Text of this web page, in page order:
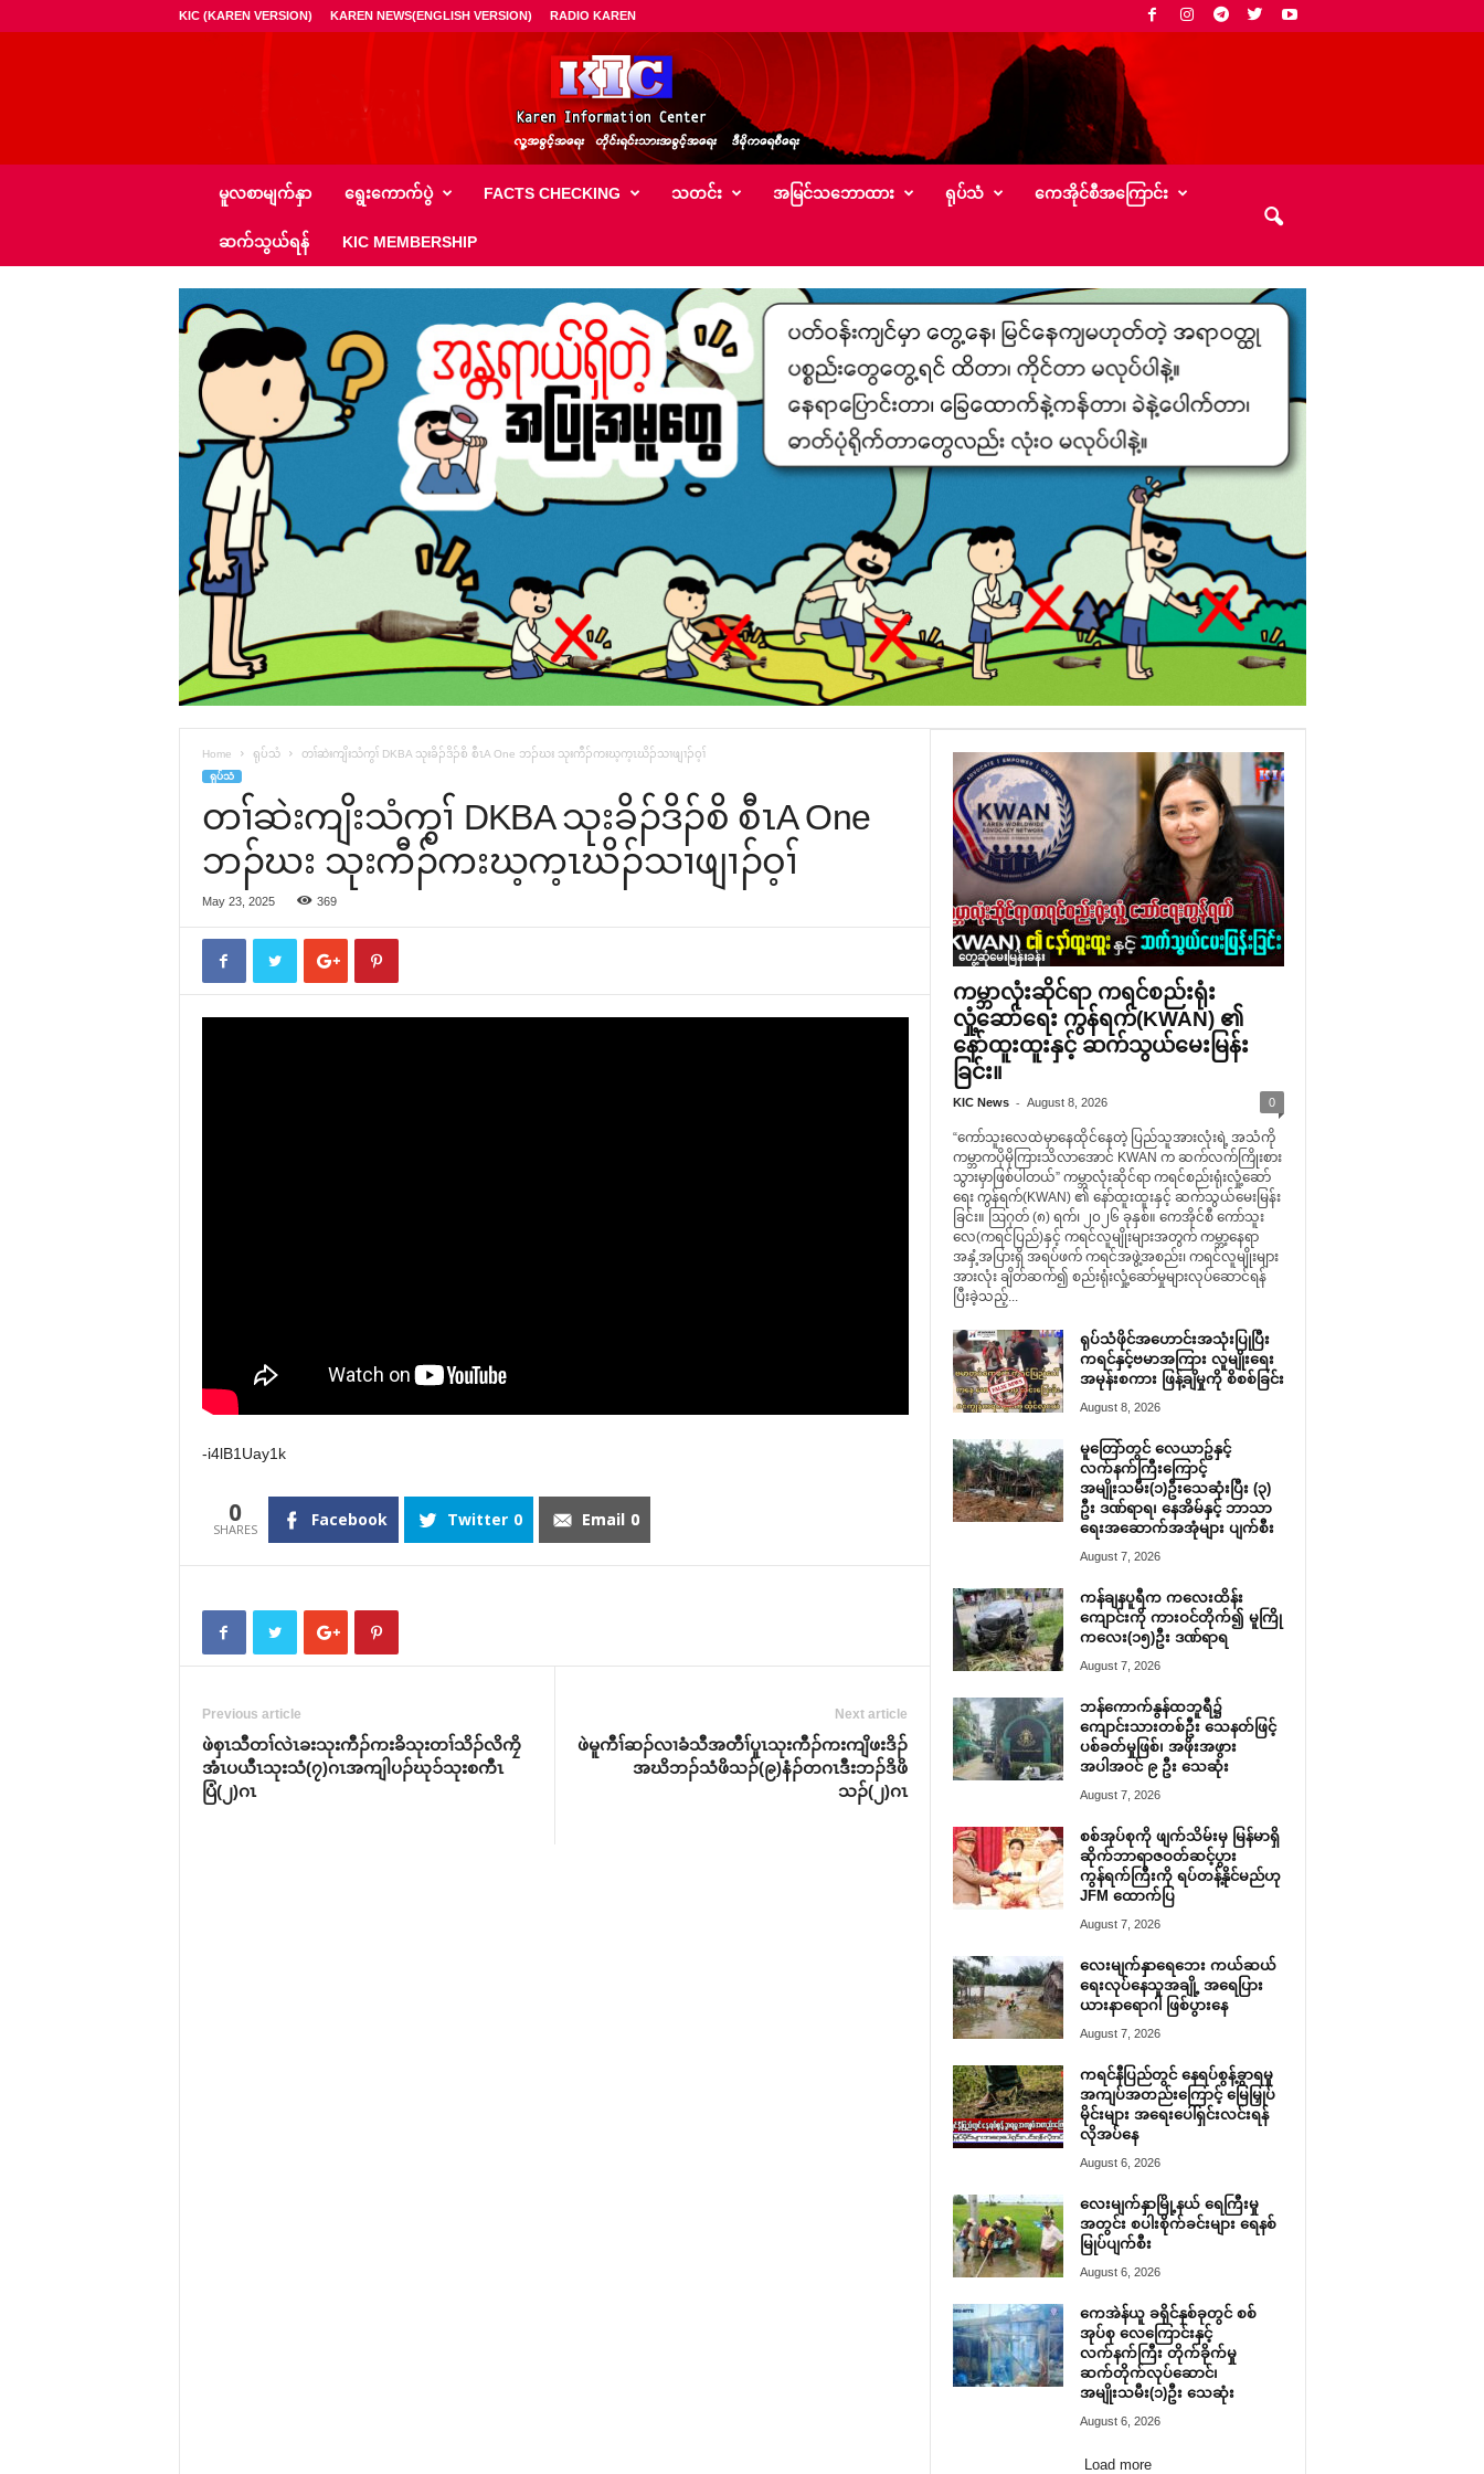
KIC (KAREN VERSION) KAREN NEWS(ENGLISH VERSION) RADIO KAREN
–
မူလစာမျက်နှာ ရွေး‌ကောက်ပွဲ FACTS CHECKING သတင်း အမြင်သ‌ဘောထား ရုပ်သံ ‌ကေအိုင်စီအ‌ကြောင်း
ဆက်သွယ်ရန် KIC MEMBERSHIP
Home ရုပ်သံ တၢ်ဆဲးကျိးသံကွၢ် DKBA သုးခိၣ်ဒိၣ်စိ စီၤA One ဘၣ်ဃး သုးကီၣ်ကးဃ့က့ၤဃိၣ်သၢဖျၢၣ်ဝ့ၢ်
ရုပ်သံ
တၢ်ဆဲးကျိးသံကွၢ် DKBA သုးခိၣ်ဒိၣ်စိ စီၤA One
ဘၣ်ဃး သုးကီၣ်ကးဃ့က့ၤဃိၣ်သၢဖျၢၣ်ဝ့ၢ်
May 23, 2025 369
-i4lB1Uay1k
0 Facebook Twitter 0 Email 0
Previous article
ဖဲစှၤသီတၢ်လဲၤခးသုးကီၣ်ကးခိသုးတၢ်သိၣ်လိကၠိ
အံၤပယီၤသုးသံ(၇)ဂၤအကျါပၣ်ဃုၥ်သုးစကီၤ
ပြံ(၂)ဂၤ
Next article
ဖဲမူကီၢ်ဆၣ်လၢခံသီအတီၢ်ပူၤသုးကီၣ်ကးကျိဖးဒိၣ်
အဃိဘၣ်သံဖိသၣ်(၉)နံၣ်တဂၤဒီးဘၣ်ဒိဖိ
သၣ်(၂)ဂၤ
တွေ့ဆုံမေးမြန်းခန်း
ကမ္ဘာလုံးဆိုင်ရာ ကရင်စည်းရုံး
လှုံ့ဆော်ရေး ကွန်ရက်(KWAN) ၏
နော်ထူးထူးနှင့် ဆက်သွယ်မေးမြန်း
ခြင်း။
KIC News - August 8, 2026 0
“ကော်သူးလေထဲမှာနေထိုင်နေတဲ့ ပြည်သူအားလုံးရဲ့ အသံကို
ကမ္ဘာကပိုမိုကြားသိလာအောင် KWAN က ဆက်လက်ကြိုးစား
သွားမှာဖြစ်ပါတယ်” ကမ္ဘာလုံးဆိုင်ရာ ကရင်စည်းရုံးလှုံ့ဆော်
ရေး ကွန်ရက်(KWAN) ၏ နော်ထူးထူးနှင့် ဆက်သွယ်မေးမြန်း
ခြင်း။ ဩဂုတ် (၈) ရက်၊ ၂၀၂၆ ခုနှစ်။ ကေအိုင်စီ ကော်သူး
လေ(ကရင်ပြည်)နှင့် ကရင်လူမျိုးများအတွက် ကမ္ဘာ့နေရာ
အနှံ့အပြားရှိ အရပ်ဖက် ကရင်အဖွဲ့အစည်း၊ ကရင်လူမျိုးများ
အားလုံး ချိတ်ဆက်၍ စည်းရုံးလှုံ့ဆော်မှုများလုပ်ဆောင်ရန်
ပြီးခဲ့သည့်...
ရုပ်သံဖိုင်အဟောင်းအသုံးပြုပြီး
ကရင်နှင့်ဗမာအကြား လူမျိုးရေး
အမုန်းစကား ဖြန့်ချိမှုကို စိစစ်ခြင်း
August 8, 2026
မူတြော်တွင် လေယာဥ်နှင့်
လက်နက်ကြီးကြောင့်
အမျိုးသမီး(၁)ဦးသေဆုံးပြီး (၃)
ဦး ဒဏ်ရာရ၊ နေအိမ်နှင့် ဘာသာ
ရေးအဆောက်အအုံများ ပျက်စီး
August 7, 2026
ကန်ချနပူရီက ကလေးထိန်း
ကျောင်းကို ကားဝင်တိုက်၍ မူကြို
ကလေး(၁၅)ဦး ဒဏ်ရာရ
August 7, 2026
ဘန်ကောက်နွန်ထဘူရီ၌
ကျောင်းသားတစ်ဦး သေနတ်ဖြင့်
ပစ်ခတ်မှုဖြစ်၊ အဖိုးအဖွား
အပါအဝင် ၉ ဦး သေဆုံး
August 7, 2026
စစ်အုပ်စုကို ဖျက်သိမ်းမှ မြန်မာရှိ
ဆိုက်ဘာရာဇဝတ်ဆင့်ပွား
ကွန်ရက်ကြီးကို ရပ်တန့်နိုင်မည်ဟု
JFM ထောက်ပြ
August 7, 2026
လေးမျက်နှာရေဘေး ကယ်ဆယ်
ရေးလုပ်နေသူအချို့ အရေပြား
ယားနာရောဂါ ဖြစ်ပွားနေ
August 7, 2026
ကရင်နီပြည်တွင် နေရပ်စွန့်ခွာရမှု
အကျပ်အတည်းကြောင့် မြေမြှုပ်
မိုင်းများ အရေးပေါ်ရှင်းလင်းရန်
လိုအပ်နေ
August 6, 2026
လေးမျက်နှာမြို့နယ် ရေကြီးမှု
အတွင်း စပါးစိုက်ခင်းများ ရေနစ်
မြုပ်ပျက်စီး
August 6, 2026
ကေအဲန်ယူ ခရိုင်နှစ်ခုတွင် စစ်
အုပ်စု လေကြောင်းနှင့်
လက်နက်ကြီး တိုက်ခိုက်မှု
ဆက်တိုက်လုပ်ဆောင်၊
အမျိုးသမီး(၁)ဦး သေဆုံး
August 6, 2026
Load more